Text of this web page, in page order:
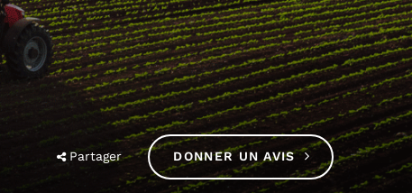
Partager DONNER UN AVIS